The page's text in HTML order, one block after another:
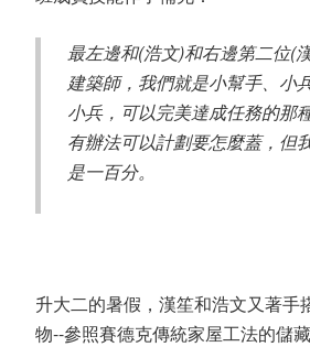
最左邊和(浩文)和右邊第二位(
建築師，我們就是小幫手、小
小兵，可以完美達成任務的那
有辦法可以計劃要怎麼蓋，但
是一百分。
升大二的暑假，漢笙和浩文又著手
物--參照賽德克傳統家屋工法的儲